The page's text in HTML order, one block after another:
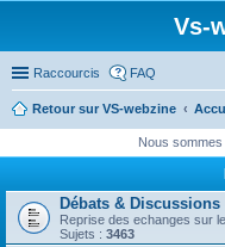
Vs-
Raccourcis FAQ
Retour sur VS-webzine
Nous
Débats & Discussions
Reprise des echanges sur
Sujets : 3463